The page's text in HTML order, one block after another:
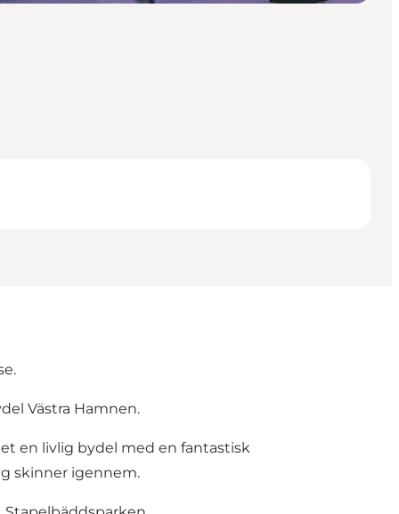
Västra Hamnen.
en livlig bydel med en fantastisk
skinner igennem.